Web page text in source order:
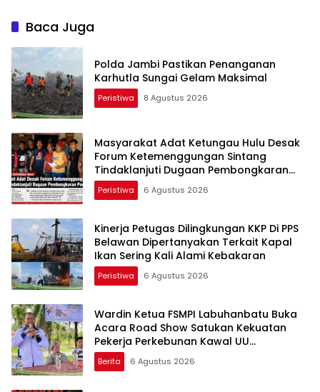
Humas PT HPI dan Kepala
Desa yang Diduga Terlibat
Baca Juga
Polda Jambi Pastikan Penanganan
Karhutla Sungai Gelam Maksimal
Peristiwa 8 Agustus 2026
Masyarakat Adat Ketungau Hulu Desak
Forum Ketemenggungan Sintang
Tindaklanjuti Dugaan Pembongkaran
Portal Adat
Peristiwa 6 Agustus 2026
Kinerja Petugas Dilingkungan KKP Di PPS
Belawan Dipertanyakan Terkait Kapal
Ikan Sering Kali Alami Kebakaran
Peristiwa 6 Agustus 2026
Wardin Ketua FSMPI Labuhanbatu Buka
Acara Road Show Satukan Kekuatan
Pekerja Perkebunan Kawal UU
Ketenagakerjaan Baru
Berita 6 Agustus 2026